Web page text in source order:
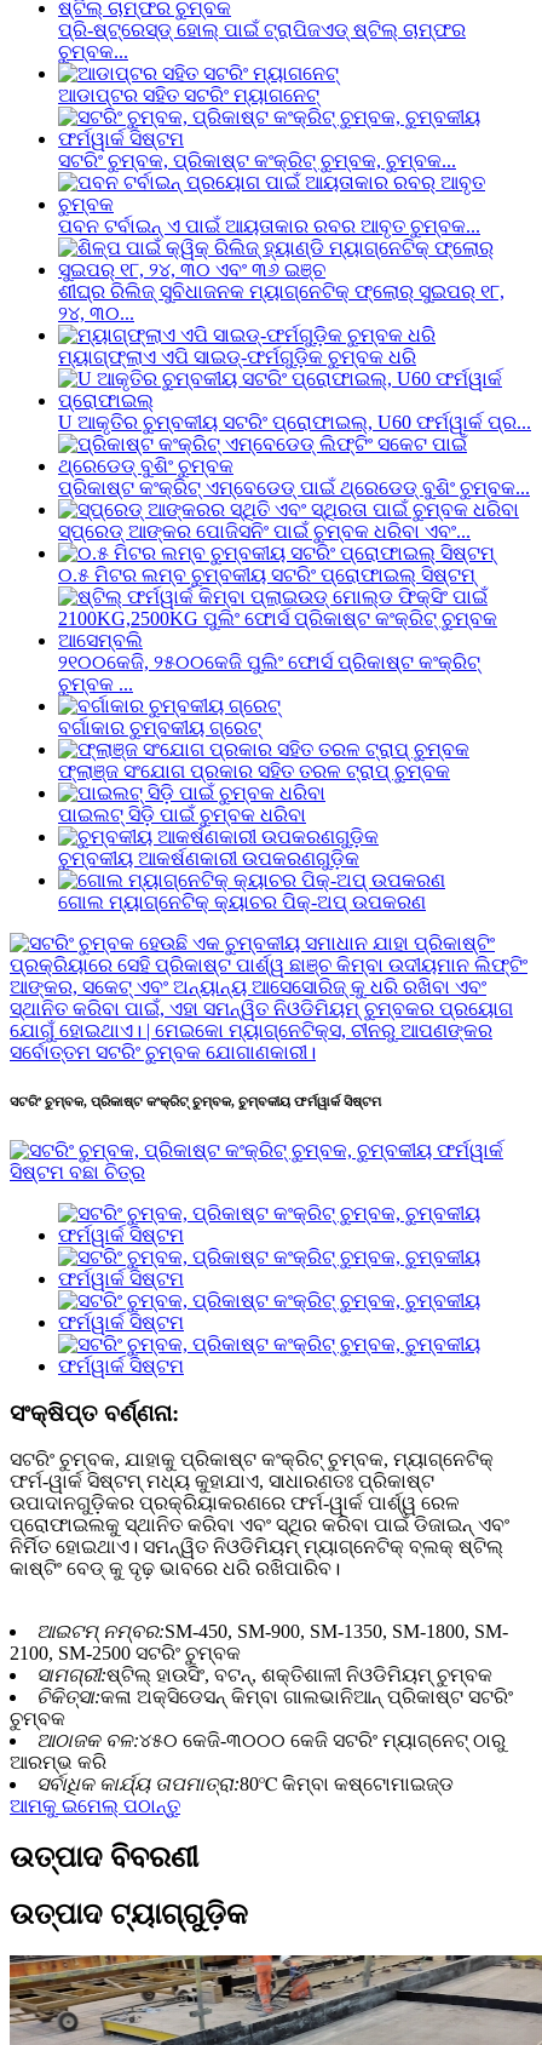
ପ୍ରି-ଷ୍ଟ୍ରେସ୍ଡ୍ ହୋଲ୍ ପାଇଁ ଟ୍ରାପିଜଏଡ୍ ଷ୍ଟିଲ୍ ଚାମ୍ଫର
ଚୁମ୍ବକ...
ଆଡାପ୍ଟର ସହିତ ସଟରିଂ ମ୍ୟାଗନେଟ୍
ସଟରିଂ ଚୁମ୍ବକ, ପ୍ରିକାଷ୍ଟ କଂକ୍ରିଟ୍ ଚୁମ୍ବକ, ଚୁମ୍ବକ...
ପବନ ଟର୍ବାଇନ୍ ଏ ପାଇଁ ଆୟତାକାର ରବର ଆବୃତ ଚୁମ୍ବକ...
ଶୀଘ୍ର ରିଲିଜ୍ ସୁବିଧାଜନକ ମ୍ୟାଗ୍ନେଟିକ୍ ଫ୍ଲୋର୍ ସୁଇପର୍ ୧୮,
୨୪, ୩୦...
ମ୍ୟାଗ୍ଫ୍ଲାଏ ଏପି ସାଇଡ୍-ଫର୍ମଗୁଡ଼ିକ ଚୁମ୍ବକ ଧରି
U ଆକୃତିର ଚୁମ୍ବକୀୟ ସଟରିଂ ପ୍ରୋଫାଇଲ୍, U60 ଫର୍ମୱାର୍କ ପ୍ର...
ପ୍ରିକାଷ୍ଟ କଂକ୍ରିଟ୍ ଏମ୍ବେଡେଡ୍ ପାଇଁ ଥ୍ରେଡେଡ୍ ବୁଶିଂ ଚୁମ୍ବକ...
ସ୍ପ୍ରେଡ୍ ଆଙ୍କର ପୋଜିସନିଂ ପାଇଁ ଚୁମ୍ବକ ଧରିବା ଏବଂ...
୦.୫ ମିଟର ଲମ୍ବ ଚୁମ୍ବକୀୟ ସଟରିଂ ପ୍ରୋଫାଇଲ୍ ସିଷ୍ଟମ୍
୨୧୦୦କେଜି, ୨୫୦୦କେଜି ପୁଲିଂ ଫୋର୍ସ ପ୍ରିକାଷ୍ଟ କଂକ୍ରିଟ୍
ଚୁମ୍ବକ ...
ବର୍ଗାକାର ଚୁମ୍ବକୀୟ ଗ୍ରେଟ୍
ଫ୍ଲାଞ୍ଜ ସଂଯୋଗ ପ୍ରକାର ସହିତ ତରଳ ଟ୍ରାପ୍ ଚୁମ୍ବକ
ପାଇଲଟ୍ ସିଡ଼ି ପାଇଁ ଚୁମ୍ବକ ଧରିବା
ଚୁମ୍ବକୀୟ ଆକର୍ଷଣକାରୀ ଉପକରଣଗୁଡ଼ିକ
ଗୋଲ ମ୍ୟାଗ୍ନେଟିକ୍ କ୍ୟାଚର ପିକ୍-ଅପ୍ ଉପକରଣ
ସଟରିଂ ଚୁମ୍ବକ, ପ୍ରିକାଷ୍ଟ କଂକ୍ରିଟ୍ ଚୁମ୍ବକ, ଚୁମ୍ବକୀୟ ଫର୍ମୱାର୍କ ସିଷ୍ଟମ
ସଂକ୍ଷିପ୍ତ ବର୍ଣ୍ଣନା:
ସଟରିଂ ଚୁମ୍ବକ, ଯାହାକୁ ପ୍ରିକାଷ୍ଟ କଂକ୍ରିଟ୍ ଚୁମ୍ବକ, ମ୍ୟାଗ୍ନେଟିକ୍
ଫର୍ମ-ୱାର୍କ ସିଷ୍ଟମ୍ ମଧ୍ୟ କୁହାଯାଏ, ସାଧାରଣତଃ ପ୍ରିକାଷ୍ଟ
ଉପାଦାନଗୁଡ଼ିକର ପ୍ରକ୍ରିୟାକରଣରେ ଫର୍ମ-ୱାର୍କ ପାର୍ଶ୍ୱ ରେଳ
ପ୍ରୋଫାଇଲକୁ ସ୍ଥାନିତ କରିବା ଏବଂ ସ୍ଥିର କରିବା ପାଇଁ ଡିଜାଇନ୍ ଏବଂ
ନିର୍ମିତ ହୋଇଥାଏ। ସମନ୍ୱିତ ନିଓଡିମିୟମ୍ ମ୍ୟାଗ୍ନେଟିକ୍ ବ୍ଲକ୍ ଷ୍ଟିଲ୍
କାଷ୍ଟିଂ ବେଡ୍ କୁ ଦୃଢ଼ ଭାବରେ ଧରି ରଖିପାରିବ।
ଆଇଟମ୍ ନମ୍ବର:SM-450, SM-900, SM-1350, SM-1800, SM-
2100, SM-2500 ସଟରିଂ ଚୁମ୍ବକ
ସାମଗ୍ରୀ:ଷ୍ଟିଲ୍ ହାଉସିଂ, ବଟନ୍, ଶକ୍ତିଶାଳୀ ନିଓଡିମିୟମ୍ ଚୁମ୍ବକ
ଚିକିତ୍ସା:କଳା ଅକ୍ସିଡେସନ୍ କିମ୍ବା ଗାଲଭାନିଆନ୍ ପ୍ରିକାଷ୍ଟ ସଟରିଂ
ଚୁମ୍ବକ
ଆଠାଜକ ବଳ:୪୫୦ କେଜି-୩୦୦୦ କେଜି ସଟରିଂ ମ୍ୟାଗ୍ନେଟ୍ ଠାରୁ
ଆରମ୍ଭ କରି
ସର୍ବାଧିକ କାର୍ଯ୍ୟ ତାପମାତ୍ରା:80℃ କିମ୍ବା କଷ୍ଟୋମାଇଜ୍ଡ
ଆମକୁ ଇମେଲ୍ ପଠାନ୍ତୁ
ଉତ୍ପାଦ ବିବରଣୀ
ଉତ୍ପାଦ ଟ୍ୟାଗ୍‌ଗୁଡ଼ିକ